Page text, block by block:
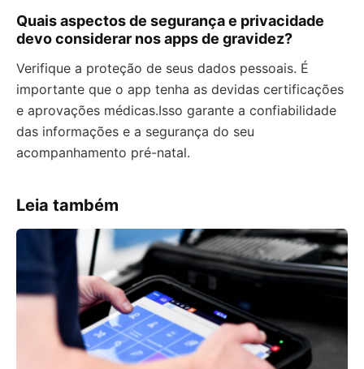
Quais aspectos de segurança e privacidade
devo considerar nos apps de gravidez?
Verifique a proteção de seus dados pessoais. É
importante que o app tenha as devidas certificações
e aprovações médicas.Isso garante a confiabilidade
das informações e a segurança do seu
acompanhamento pré-natal.
Leia também